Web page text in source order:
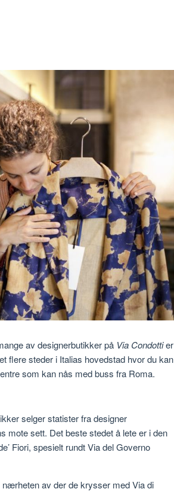
av designerbutikker på Via Condottier
flere steder i Italias hovedstad hvor du kan
som kan nås med buss fra Roma.
selger statister fra designer
mote sett. Det beste stedet å lete er i den
Fiori, spesielt rundt Via del Governo
av der de krysser med Via di